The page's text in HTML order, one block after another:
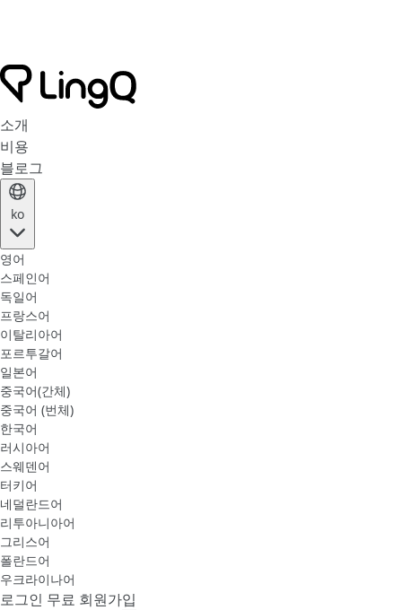
소개
비용
블로그
ko
영어
스페인어
독일어
프랑스어
이탈리아어
포르투갈어
일본어
중국어(간체)
중국어 (번체)
한국어
러시아어
스웨덴어
터키어
네덜란드어
리투아니아어
그리스어
폴란드어
우크라이나어
로그인 무료 회원가입